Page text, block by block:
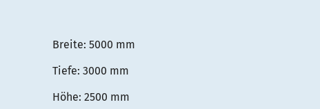
Breite: 5000 mm
Tiefe: 3000 mm
Höhe: 2500 mm